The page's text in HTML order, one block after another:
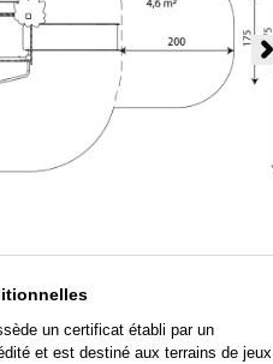
un certificat établi par un
et est destiné aux terrains de jeux